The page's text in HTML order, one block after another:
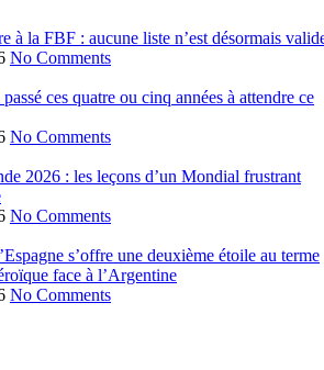
à la FBF : aucune liste n’est désormais
No Comments
ces quatre ou cinq années à attendre ce
No Comments
2026 : les leçons d’un Mondial frustrant
No Comments
s’offre une deuxième étoile au terme
face à l’Argentine
No Comments